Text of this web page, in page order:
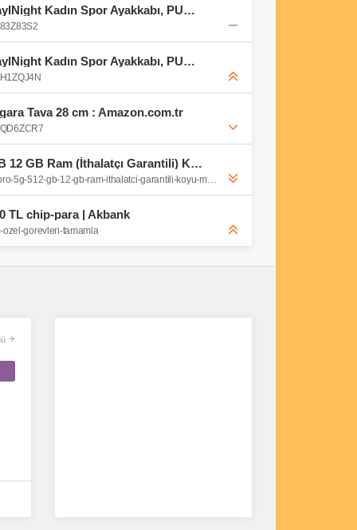
PUMA BELLA DONNA DayINight Kadın Spor Ayakkabı, PUMA Black-PUMA Silver, 35.5 : Amazon.com.tr: Moda
PUMA BELLA DONNA DayINight Kadın Spor Ayakkabı, PUMA Black-PUMA Silver, 35.5 : Amazon.com.tr: Moda
Tava 28 cm : Amazon.com.tr
Xiaomi 17T Pro 5G 512 GB 12 GB Ram (İthalatçı Garantili) Koyu Mor
https://www.idefix.com/xiaomi-17t-pro-5g-512-gb-12-gb-ram-ithalatci-garantili-koyu-mor-p-27945561
TL chip-para | Akbank
ozel-gorevleri-tamamla